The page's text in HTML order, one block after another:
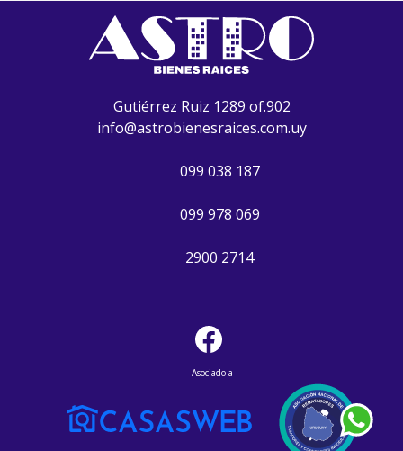
Gutiérrez Ruiz 1289 of.902
info@astrobienesraices.com.uy
099 038 187
099 978 069
2900 2714
Asociado a